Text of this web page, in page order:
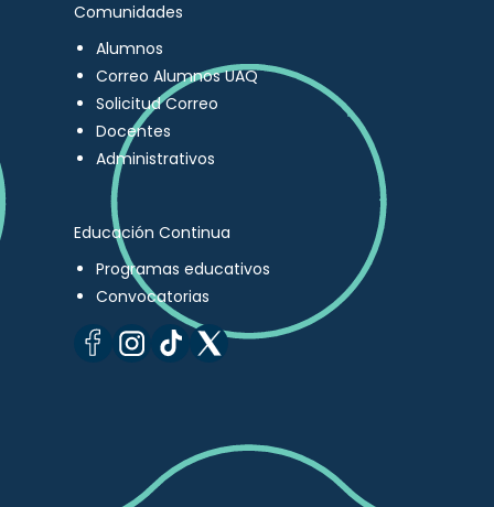
Comunidades
Alumnos
Correo Alumnos UAQ
Solicitud Correo
Docentes
Administrativos
Educación Continua
Programas educativos
Convocatorias